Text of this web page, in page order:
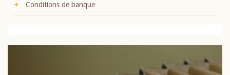
Conditions de banque